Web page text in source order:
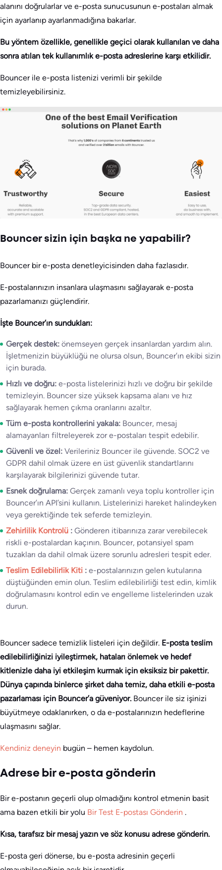
alanını doğrularlar ve e-posta sunucusunun e-postaları almak
için ayarlanıp ayarlanmadığına bakarlar.
Bu yöntem özellikle, genellikle geçici olarak kullanılan ve daha
sonra atılan tek kullanımlık e-posta adreslerine karşı etkilidir.
Bouncer ile e-posta listenizi verimli bir şekilde
temizleyebilirsiniz.
Bouncer sizin için başka ne yapabilir?
Bouncer bir e-posta denetleyicisinden daha fazlasıdır.
E-postalarınızın insanlara ulaşmasını sağlayarak e-posta
pazarlamanızı güçlendirir.
İşte Bouncer’ın sundukları:
Gerçek destek: önemseyen gerçek insanlardan yardım alın.
İşletmenizin büyüklüğü ne olursa olsun, Bouncer’ın ekibi sizin
için burada.
Hızlı ve doğru: e-posta listelerinizi hızlı ve doğru bir şekilde
temizleyin. Bouncer size yüksek kapsama alanı ve hız
sağlayarak hemen çıkma oranlarını azaltır.
Tüm e-posta kontrollerini yakala: Bouncer, mesaj
alamayanları filtreleyerek zor e-postaları tespit edebilir.
Güvenli ve özel: Verileriniz Bouncer ile güvende. SOC2 ve
GDPR dahil olmak üzere en üst güvenlik standartlarını
karşılayarak bilgilerinizi güvende tutar.
Esnek doğrulama: Gerçek zamanlı veya toplu kontroller için
Bouncer’ın API’sini kullanın. Listelerinizi hareket halindeyken
veya gerektiğinde tek seferde temizleyin.
Zehirlilik Kontrolü : Gönderen itibarınıza zarar verebilecek
riskli e-postalardan kaçının. Bouncer, potansiyel spam
tuzakları da dahil olmak üzere sorunlu adresleri tespit eder.
Teslim Edilebilirlik Kiti : e-postalarınızın gelen kutularına
düştüğünden emin olun. Teslim edilebilirliği test edin, kimlik
doğrulamasını kontrol edin ve engelleme listelerinden uzak
durun.
Bouncer sadece temizlik listeleri için değildir. E-posta teslim
edilebilirliğinizi iyileştirmek, hataları önlemek ve hedef
kitlenizle daha iyi etkileşim kurmak için eksiksiz bir pakettir.
Dünya çapında binlerce şirket daha temiz, daha etkili e-posta
pazarlaması için Bouncer’a güveniyor. Bouncer ile siz işinizi
büyütmeye odaklanırken, o da e-postalarınızın hedeflerine
ulaşmasını sağlar.
Kendiniz deneyin bugün – hemen kaydolun.
Adrese bir e-posta gönderin
Bir e-postanın geçerli olup olmadığını kontrol etmenin basit
ama bazen etkili bir yolu Bir Test E-postası Gönderin .
Kısa, tarafsız bir mesaj yazın ve söz konusu adrese gönderin.
E-posta geri dönerse, bu e-posta adresinin geçerli